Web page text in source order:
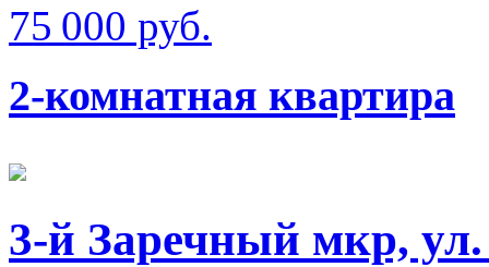
75 000 руб.
2-комнатная квартира
3-й Заречный мкр,